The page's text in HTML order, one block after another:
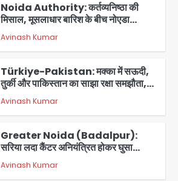
Noida Authority: कर्तव्यनिष्ठा की
मिसाल, मूसलाधार बारिश के बीच नोएडा
प्राधिकरण ने संभाला मोर्चा, सेक्टर 105
आरडब्ल्यूए ने जताया आभार
Avinash Kumar
Türkiye-Pakistan: मक्का में सऊदी,
तुर्की और पाकिस्तान का साझा रक्षा समझौता,
जानें इसके मायने
Avinash Kumar
Greater Noida (Badalpur):
सरिया लदा कैंटर अनियंत्रित होकर घुसा
किराना दुकान में , ड्राइवर की मौत
Avinash Kumar